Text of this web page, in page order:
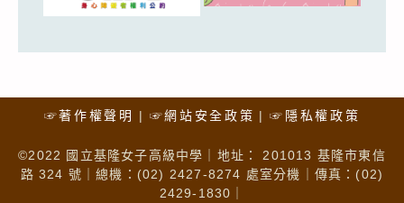
☞著作權聲明 ☞網站安全政策 ☞隱私權政策
©2022 國立基隆女子高級中學｜地址： 201013 基隆市東信
路 324 號｜總機：(02) 2427-8274 處室分機｜傳真：(02)
2429-1830｜